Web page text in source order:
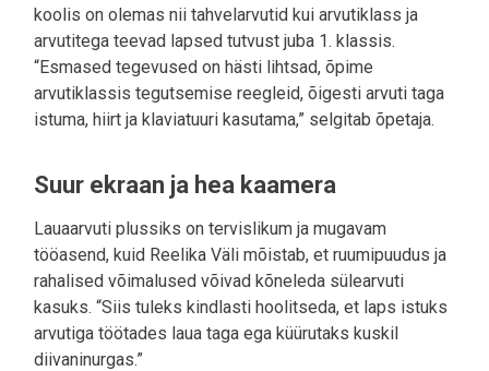
koolis on olemas nii tahvelarvutid kui arvutiklass ja
arvutitega teevad lapsed tutvust juba 1. klassis.
“Esmased tegevused on hästi lihtsad, õpime
arvutiklassis tegutsemise reegleid, õigesti arvuti taga
istuma, hiirt ja klaviatuuri kasutama,” selgitab õpetaja.
Suur ekraan ja hea kaamera
Lauaarvuti plussiks on tervislikum ja mugavam
tööasend, kuid Reelika Väli mõistab, et ruumipuudus ja
rahalised võimalused võivad kõneleda sülearvuti
kasuks. “Siis tuleks kindlasti hoolitseda, et laps istuks
arvutiga töötades laua taga ega küürutaks kuskil
diivaninurgas.”